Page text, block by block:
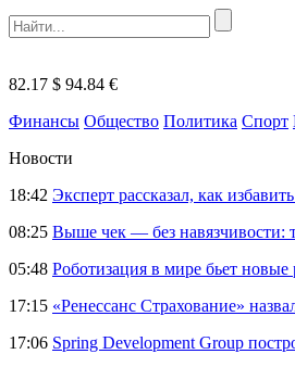
82.17 $ 94.84 €
Финансы Общество Политика Спорт
Новости
18:42 Эксперт рассказал, как
08:25 Выше чек — без навязчивости:
05:48 Роботизация в мире бьет
17:15 «Ренессанс Страхование»
17:06 Spring Development Group